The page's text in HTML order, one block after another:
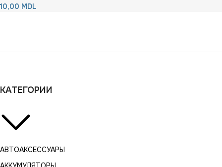
10,00 MDL
КАТЕГОРИИ
АВТОАКСЕССУАРЫ